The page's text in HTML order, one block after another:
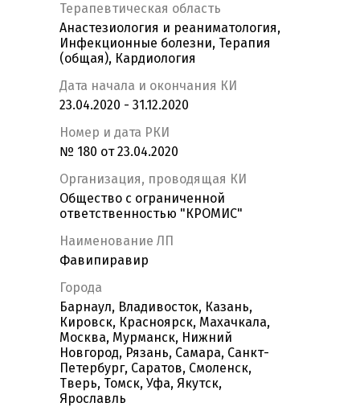
Терапевтическая область
Анастезиология и реаниматология,
Инфекционные болезни, Терапия
(общая), Кардиология
Дата начала и окончания КИ
23.04.2020 - 31.12.2020
Номер и дата РКИ
№ 180 от 23.04.2020
Организация, проводящая КИ
Общество с ограниченной
ответственностью "КРОМИС"
Наименование ЛП
Фавипиравир
Города
Барнаул, Владивосток, Казань,
Кировск, Красноярск, Махачкала,
Москва, Мурманск, Нижний
Новгород, Рязань, Самара, Санкт-
Петербург, Саратов, Смоленск,
Тверь, Томск, Уфа, Якутск,
Ярославль